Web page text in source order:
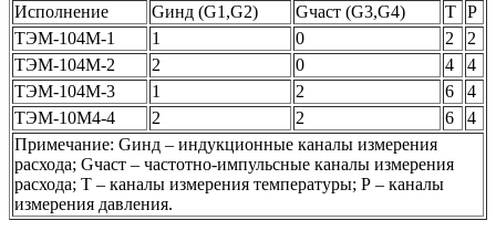
Исполнение Gинд (G1,G2) Gчаст (G3,G4) Т Р
ТЭМ-104М-1
1 0 2
2
ТЭМ-104М-2
2 0 4
4
ТЭМ-104М-3
1 2 6
4
ТЭМ-10М4-4
2 2 6
4
Примечание: Gинд – индукционные каналы измерения
расхода; Gчаст – частотно-импульсные каналы измерения
расхода; Т – каналы измерения температуры; Р – каналы
измерения давления.